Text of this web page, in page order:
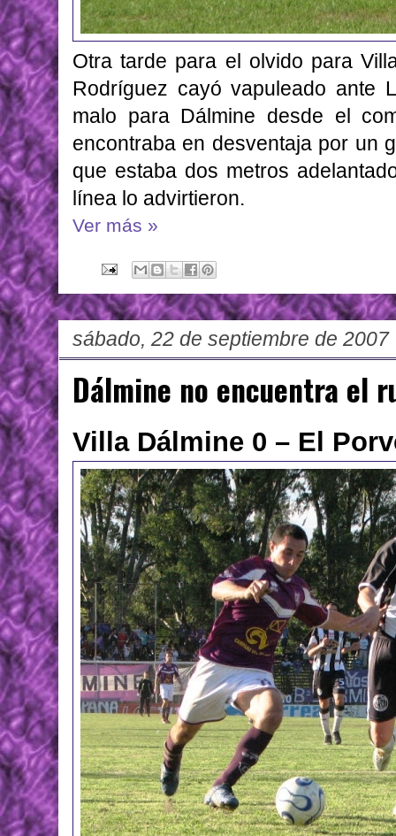
Otra tarde para el olvido para
Rodríguez cayó vapuleado ante
malo para Dálmine desde el
encontraba en desventaja por un
que estaba dos metros
línea lo advirtieron.
Ver más »
sábado, 22 de septiembre de 2007
Dálmine no encuentra el
Villa Dálmine 0 – El